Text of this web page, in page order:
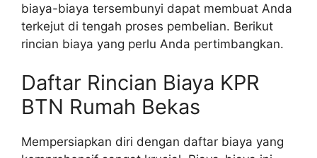
biaya-biaya tersembunyi dapat membuat Anda
terkejut di tengah proses pembelian. Berikut
rincian biaya yang perlu Anda pertimbangkan.
Daftar Rincian Biaya KPR
BTN Rumah Bekas
Mempersiapkan diri dengan daftar biaya yang